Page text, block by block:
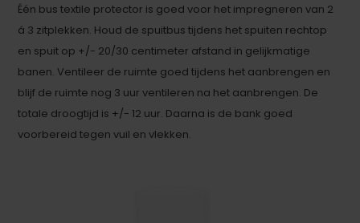
Één bus textile protector is goed voor het impregneren van 2
á 3 zitplekken. Houd de spuitbus tijdens het spuiten rechtop
en spuit op +/- 20/30 centimeter afstand in gelijkmatige
banen. Ventileer de ruimte goed tijdens het aanbrengen en
blijf de ruimte nog 3 uur ventileren na het aanbrengen. De
totale droogtijd is +/- 12 uur. Daarna is de bank goed
voorbereid tegen vuil en vlekken.